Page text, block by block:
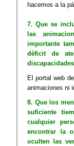
hacemos a la
7. Que se
las
importante
déficit de
El portal web
animaciones ni
8. Que los
suficiente
cualquier
encontrar la
oculten las